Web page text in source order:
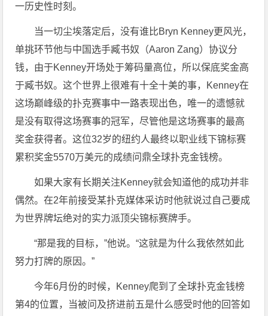
一历史性时刻。
当一切尘埃落定后，没有谁比Bryn Kenney更风光，
单挑环节他与中国选手臧书奴（Aaron Zang）协议分
钱，由于Kenney开场处于筹码量高位，所以保底奖金高
于臧书奴。这个世界上很难有十全十美的事，Kenney在
这场巅峰级的扑克赛事中一路表现出色，唯一的遗憾就
是没有取得这场赛事的冠军，尽管他是这场赛事的最高
奖金获得者。这位32岁的纽约人最终以职业线下锦标赛
累积奖金5570万美元的成绩问鼎全球扑克金钱榜。
如果大家有长期关注Kenney就会知道他的成功并非
偶然。在2年前接受某扑克媒体采访时他就说过自己要成
为世界牌坛绝对的实力派顶尖锦标赛牌手。
“那是我的目标，”他说。“这就是为什么我依然如此
努力打牌的原因。”
今年6月份的时候，Kenney爬到了全球扑克金钱榜
第4的位置，当被问及挤进前五是什么感受时他的回答如